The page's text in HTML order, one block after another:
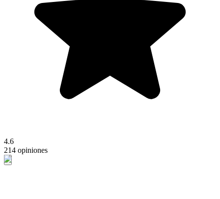
4.6
214 opiniones